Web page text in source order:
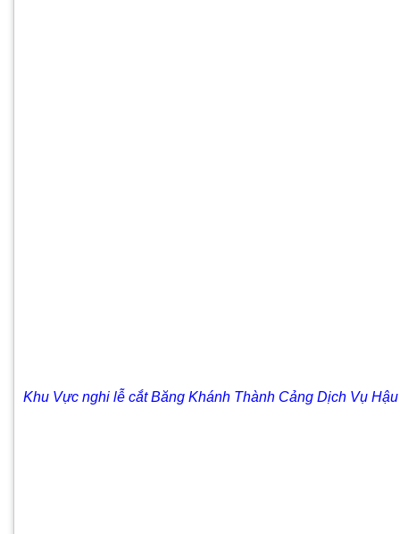
Khu Vực nghi lễ cắt Băng Khánh Thành Cảng Dịch Vụ